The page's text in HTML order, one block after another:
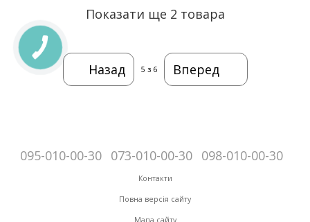
Показати ще 2 товара
Назад 5 з 6 Вперед
095-010-00-30 073-010-00-30 098-010-00-30
Контакти
Повна версія сайту